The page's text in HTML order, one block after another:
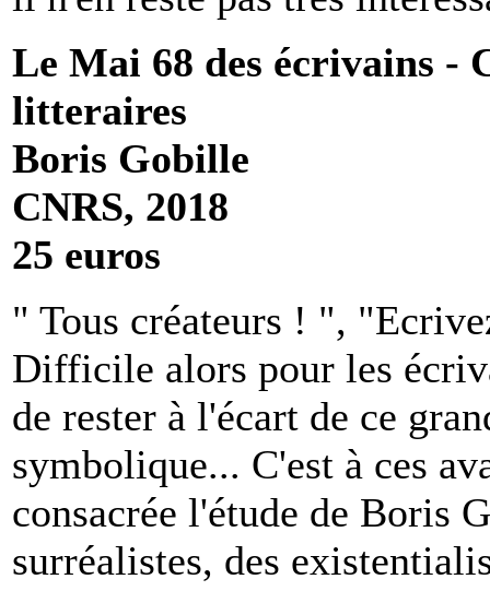
Le Mai 68 des écrivains -
litteraires
Boris Gobille
CNRS, 2018
25 euros
" Tous créateurs ! ",
Difficile alors pour les
de rester à l'écart de ce
symbolique... C'est à ces
consacrée l'étude de Boris
surréalistes, des